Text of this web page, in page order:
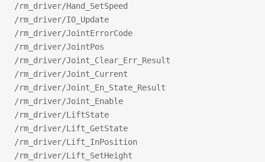
/rm_driver/Hand_SetSpeed
/rm_driver/IO_Update
/rm_driver/JointErrorCode
/rm_driver/JointPos
/rm_driver/Joint_Clear_Err_Result
/rm_driver/Joint_Current
/rm_driver/Joint_En_State_Result
/rm_driver/Joint_Enable
/rm_driver/LiftState
/rm_driver/Lift_GetState
/rm_driver/Lift_InPosition
/rm_driver/Lift_SetHeight